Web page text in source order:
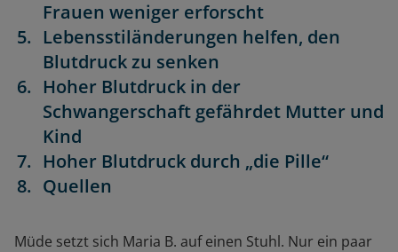
Frauen weniger erforscht
Lebensstiländerungen helfen, den
Blutdruck zu senken
Hoher Blutdruck in der
Schwangerschaft gefährdet Mutter und
Kind
Hoher Blutdruck durch „die Pille“
Quellen
Müde setzt sich Maria B. auf einen Stuhl. Nur ein paar